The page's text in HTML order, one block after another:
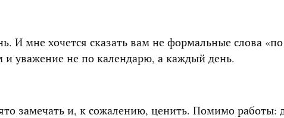
И мне хочется сказать вам не формальные слова «по
и уважение не по календарю, а каждый день.
замечать и, к сожалению, ценить. Помимо работы: